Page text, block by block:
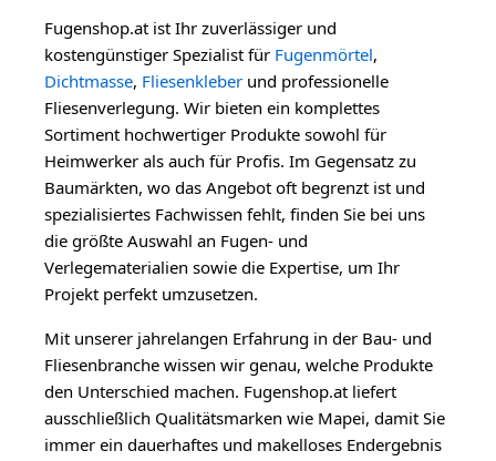
Fugenshop.at ist Ihr zuverlässiger und
kostengünstiger Spezialist für Fugenmörtel,
Dichtmasse, Fliesenkleber und professionelle
Fliesenverlegung. Wir bieten ein komplettes
Sortiment hochwertiger Produkte sowohl für
Heimwerker als auch für Profis. Im Gegensatz zu
Baumärkten, wo das Angebot oft begrenzt ist und
spezialisiertes Fachwissen fehlt, finden Sie bei uns
die größte Auswahl an Fugen- und
Verlegematerialien sowie die Expertise, um Ihr
Projekt perfekt umzusetzen.
Mit unserer jahrelangen Erfahrung in der Bau- und
Fliesenbranche wissen wir genau, welche Produkte
den Unterschied machen. Fugenshop.at liefert
ausschließlich Qualitätsmarken wie Mapei, damit Sie
immer ein dauerhaftes und makelloses Endergebnis